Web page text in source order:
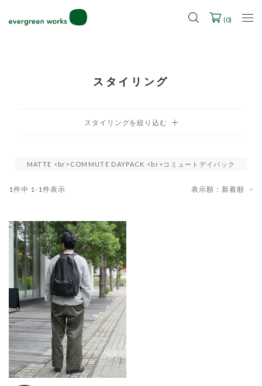
2027年ご入学用ランドセル受注会スケジュール
(0)
スタイリング
MATTE <br>COMMUTE DAYPACK <br>コミュートデイパック
表示順：新着順
1件中 1-1件表示